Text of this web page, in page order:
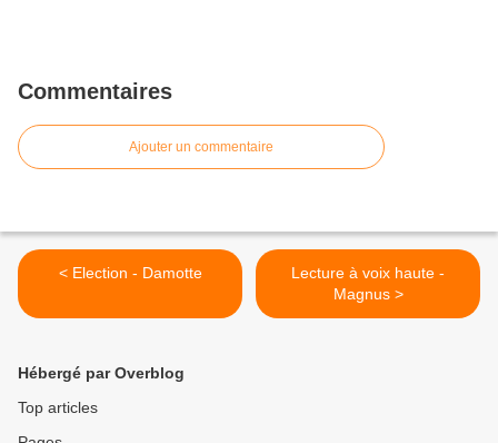
Commentaires
Ajouter un commentaire
< Election - Damotte
Lecture à voix haute -
Magnus >
Hébergé par Overblog
Top articles